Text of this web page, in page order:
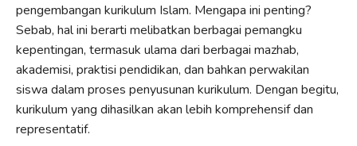
pengembangan kurikulum Islam. Mengapa ini penting?
Sebab, hal ini berarti melibatkan berbagai pemangku
kepentingan, termasuk ulama dari berbagai mazhab,
akademisi, praktisi pendidikan, dan bahkan perwakilan
siswa dalam proses penyusunan kurikulum. Dengan begitu,
kurikulum yang dihasilkan akan lebih komprehensif dan
representatif.